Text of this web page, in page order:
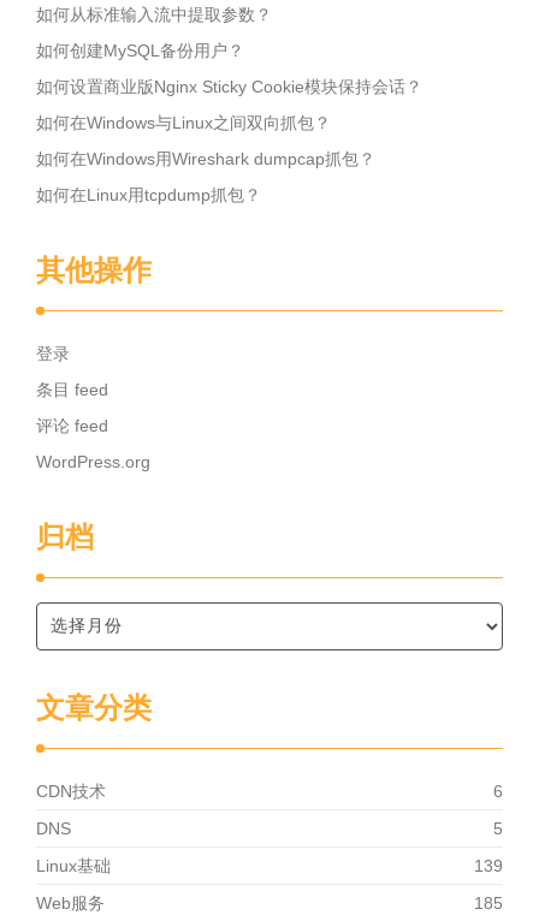
如何从标准输入流中提取参数？
如何创建MySQL备份用户？
如何设置商业版Nginx Sticky Cookie模块保持会话？
如何在Windows与Linux之间双向抓包？
如何在Windows用Wireshark dumpcap抓包？
如何在Linux用tcpdump抓包？
其他操作
登录
条目 feed
评论 feed
WordPress.org
归档
文章分类
CDN技术
6
DNS
5
Linux基础
139
Web服务
185